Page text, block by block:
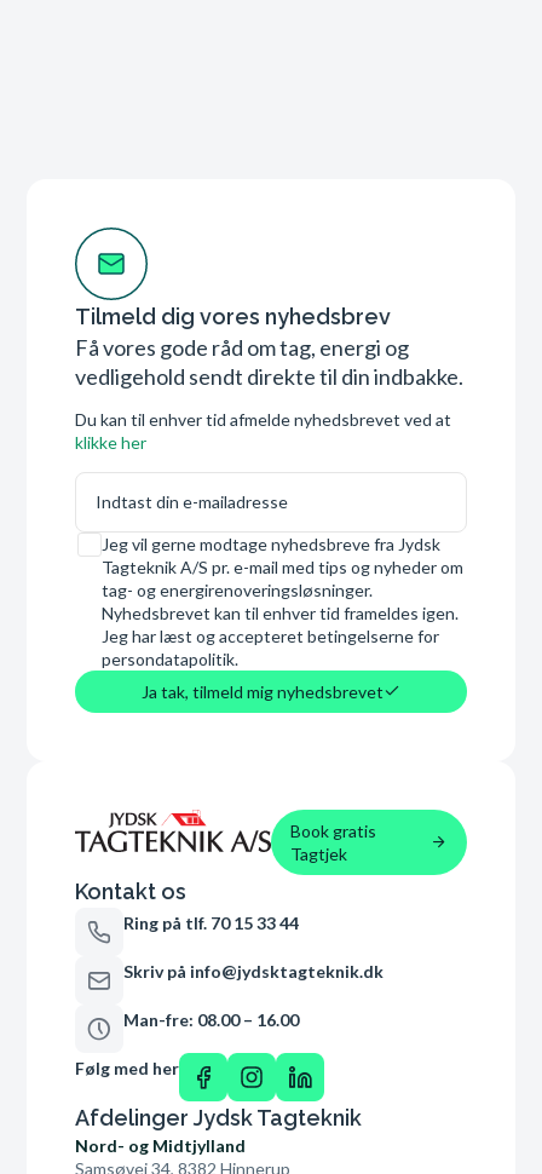
Tilmeld dig vores nyhedsbrev
Få vores gode råd om tag, energi og
vedligehold sendt direkte til din indbakke.
Du kan til enhver tid afmelde nyhedsbrevet ved at
klikke her
E-mail
Samtykke
Jeg vil gerne modtage nyhedsbreve fra Jydsk
Tagteknik A/S pr. e-mail med tips og nyheder om
tag- og energirenoveringsløsninger.
Nyhedsbrevet kan til enhver tid frameldes igen.
Jeg har læst og accepteret betingelserne for
persondatapolitik.
Ja tak, tilmeld mig nyhedsbrevet
Book gratis
Tagtjek
Kontakt os
Ring på tlf. 70 15 33 44
Skriv på info@jydsktagteknik.dk
Man-fre: 08.00 – 16.00
Følg med her
Afdelinger Jydsk Tagteknik
Nord- og Midtjylland
Samsøvej 34, 8382 Hinnerup